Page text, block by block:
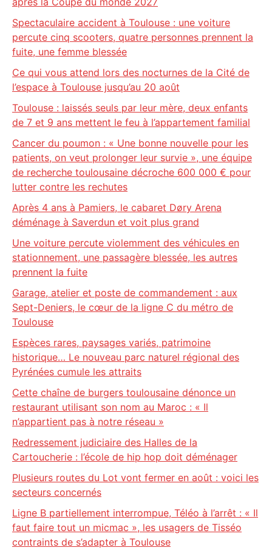
Spectaculaire accident à Toulouse : une voiture
percute cinq scooters, quatre personnes prennent la
fuite, une femme blessée
Ce qui vous attend lors des nocturnes de la Cité de
l’espace à Toulouse jusqu’au 20 août
Toulouse : laissés seuls par leur mère, deux enfants
de 7 et 9 ans mettent le feu à l’appartement familial
Cancer du poumon : « Une bonne nouvelle pour les
patients, on veut prolonger leur survie », une équipe
de recherche toulousaine décroche 600 000 € pour
lutter contre les rechutes
Après 4 ans à Pamiers, le cabaret Døry Arena
déménage à Saverdun et voit plus grand
Une voiture percute violemment des véhicules en
stationnement, une passagère blessée, les autres
prennent la fuite
Garage, atelier et poste de commandement : aux
Sept-Deniers, le cœur de la ligne C du métro de
Toulouse
Espèces rares, paysages variés, patrimoine
historique… Le nouveau parc naturel régional des
Pyrénées cumule les attraits
Cette chaîne de burgers toulousaine dénonce un
restaurant utilisant son nom au Maroc : « Il
n’appartient pas à notre réseau »
Redressement judiciaire des Halles de la
Cartoucherie : l’école de hip hop doit déménager
Plusieurs routes du Lot vont fermer en août : voici les
secteurs concernés
Ligne B partiellement interrompue, Téléo à l’arrêt : « Il
faut faire tout un micmac », les usagers de Tisséo
contraints de s’adapter à Toulouse